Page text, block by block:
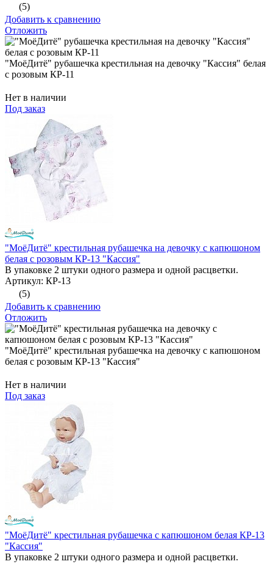
(5)
Добавить к сравнению
Отложить
"МоёДитё" рубашечка крестильная на девочку "Кассия" белая
с розовым КР-11
Нет в наличии
Под заказ
"МоёДитё" крестильная рубашечка на девочку с капюшоном
белая с розовым КР-13 "Кассия"
В упаковке 2 штуки одного размера и одной расцветки.
Артикул: КР-13
(5)
Добавить к сравнению
Отложить
"МоёДитё" крестильная рубашечка на девочку с капюшоном
белая с розовым КР-13 "Кассия"
Нет в наличии
Под заказ
"МоёДитё" крестильная рубашечка с капюшоном белая КР-13
"Кассия"
В упаковке 2 штуки одного размера и одной расцветки.